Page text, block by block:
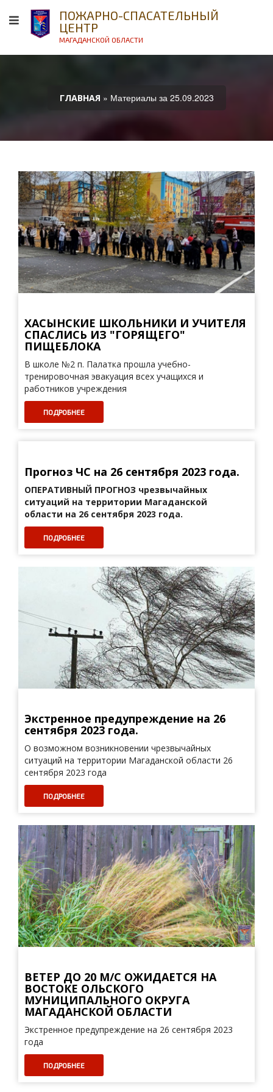
ПОЖАРНО-СПАСАТЕЛЬНЫЙ
ЦЕНТР
МАГАДАНСКОЙ ОБЛАСТИ
ГЛАВНАЯ » Материалы за 25.09.2023
ХАСЫНСКИЕ ШКОЛЬНИКИ И УЧИТЕЛЯ
СПАСЛИСЬ ИЗ "ГОРЯЩЕГО"
ПИЩЕБЛОКА
В школе №2 п. Палатка прошла учебно-
тренировочная эвакуация всех учащихся и
работников учреждения
ПОДРОБНЕЕ
Прогноз ЧС на 26 сентября 2023 года.
ОПЕРАТИВНЫЙ ПРОГНОЗ чрезвычайных
ситуаций на территории Магаданской
области на 26 сентября 2023 года.
ПОДРОБНЕЕ
Экстренное предупреждение на 26
сентября 2023 года.
О возможном возникновении чрезвычайных
ситуаций на территории Магаданской области 26
сентября 2023 года
ПОДРОБНЕЕ
ВЕТЕР ДО 20 М/С ОЖИДАЕТСЯ НА
ВОСТОКЕ ОЛЬСКОГО
МУНИЦИПАЛЬНОГО ОКРУГА
МАГАДАНСКОЙ ОБЛАСТИ
Экстренное предупреждение на 26 сентября 2023
года
ПОДРОБНЕЕ